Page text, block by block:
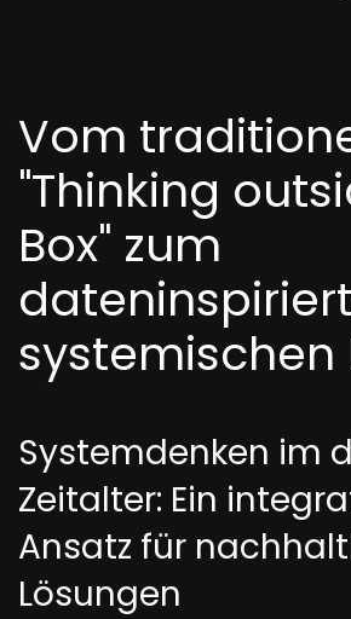
Vom
"Thinking
Box" zum
systemischen
Systemdenken im
Zeitalter: Ein
Ansatz für
Lösungen